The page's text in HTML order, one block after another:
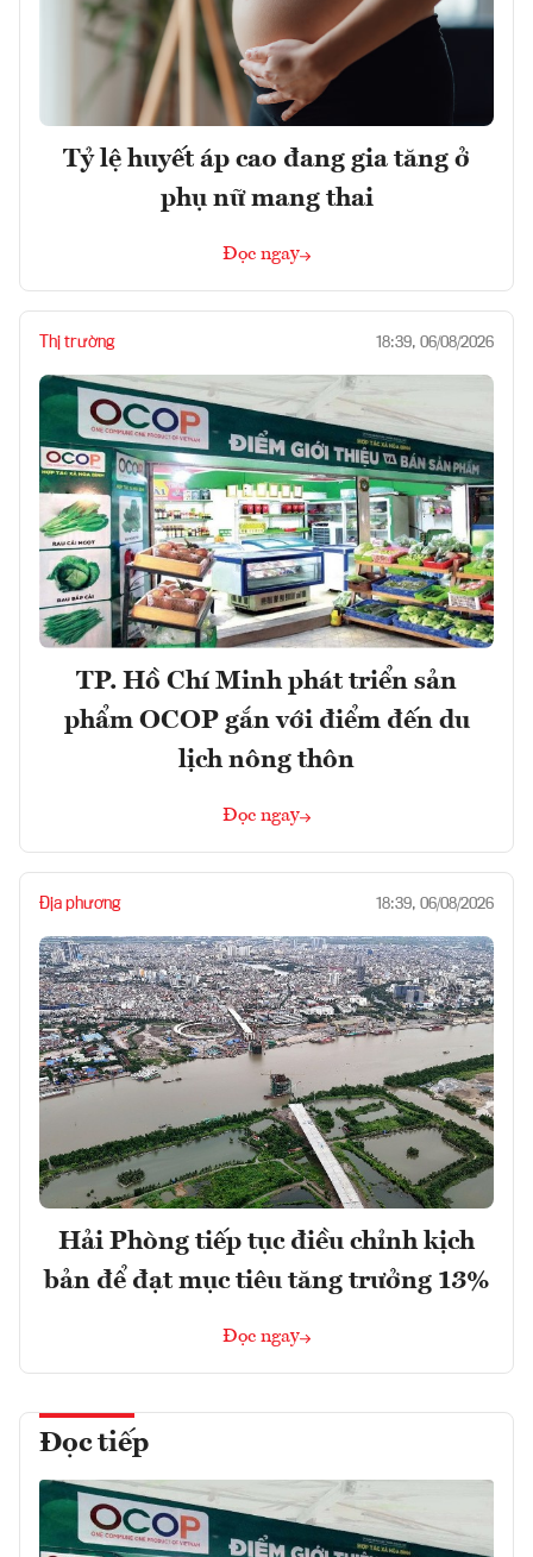
Tỷ lệ huyết áp cao đang gia tăng ở
phụ nữ mang thai
Đọc ngay
Thị trường 18:39, 06/08/2026
TP. Hồ Chí Minh phát triển sản
phẩm OCOP gắn với điểm đến du
lịch nông thôn
Đọc ngay
Địa phương 18:39, 06/08/2026
Hải Phòng tiếp tục điều chỉnh kịch
bản để đạt mục tiêu tăng trưởng 13%
Đọc ngay
Đọc tiếp